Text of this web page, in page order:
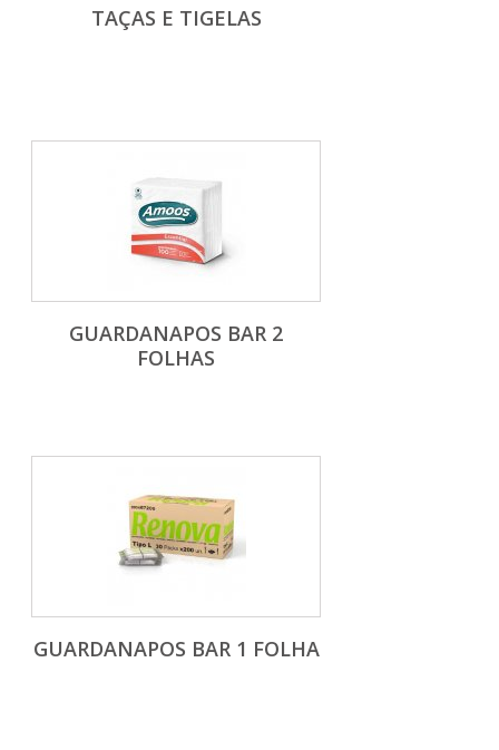
TAÇAS E TIGELAS
GUARDANAPOS BAR 2
FOLHAS
GUARDANAPOS BAR 1 FOLHA